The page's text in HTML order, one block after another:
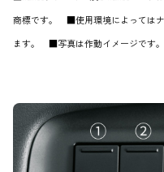
商標です。 ■使用環境によってはナ
ます。 ■写真は作動イメージです。